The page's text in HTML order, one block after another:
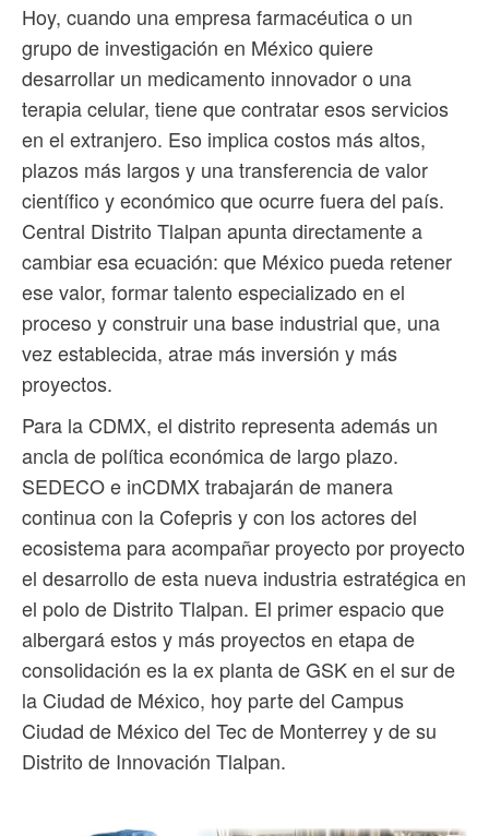
Hoy, cuando una empresa farmacéutica o un
grupo de investigación en México quiere
desarrollar un medicamento innovador o una
terapia celular, tiene que contratar esos servicios
en el extranjero. Eso implica costos más altos,
plazos más largos y una transferencia de valor
científico y económico que ocurre fuera del país.
Central Distrito Tlalpan apunta directamente a
cambiar esa ecuación: que México pueda retener
ese valor, formar talento especializado en el
proceso y construir una base industrial que, una
vez establecida, atrae más inversión y más
proyectos.
Para la CDMX, el distrito representa además un
ancla de política económica de largo plazo.
SEDECO e inCDMX trabajarán de manera
continua con la Cofepris y con los actores del
ecosistema para acompañar proyecto por proyecto
el desarrollo de esta nueva industria estratégica en
el polo de Distrito Tlalpan. El primer espacio que
albergará estos y más proyectos en etapa de
consolidación es la ex planta de GSK en el sur de
la Ciudad de México, hoy parte del Campus
Ciudad de México del Tec de Monterrey y de su
Distrito de Innovación Tlalpan.